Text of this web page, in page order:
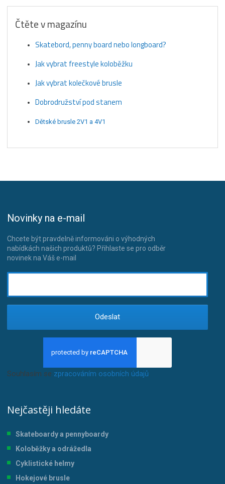
Čtěte v magazínu
Skatebord, penny board nebo longboard?
Jak vybrat freestyle koloběžku
Jak vybrat kolečkové brusle
Dobrodružství pod stanem
Dětské brusle 2V1 a 4V1
Novinky na e-mail
Chcete být pravdelně informováni o výhodných
nabídkách našich produktů? Přihlaste se pro odběr
novinek na Váš e-mail
Odeslat
Souhlasím se zpracováním osobních údajů
Nejčastěji hledáte
Skateboardy a pennyboardy
Koloběžky a odrážedla
Cyklistické helmy
Hokejové brusle